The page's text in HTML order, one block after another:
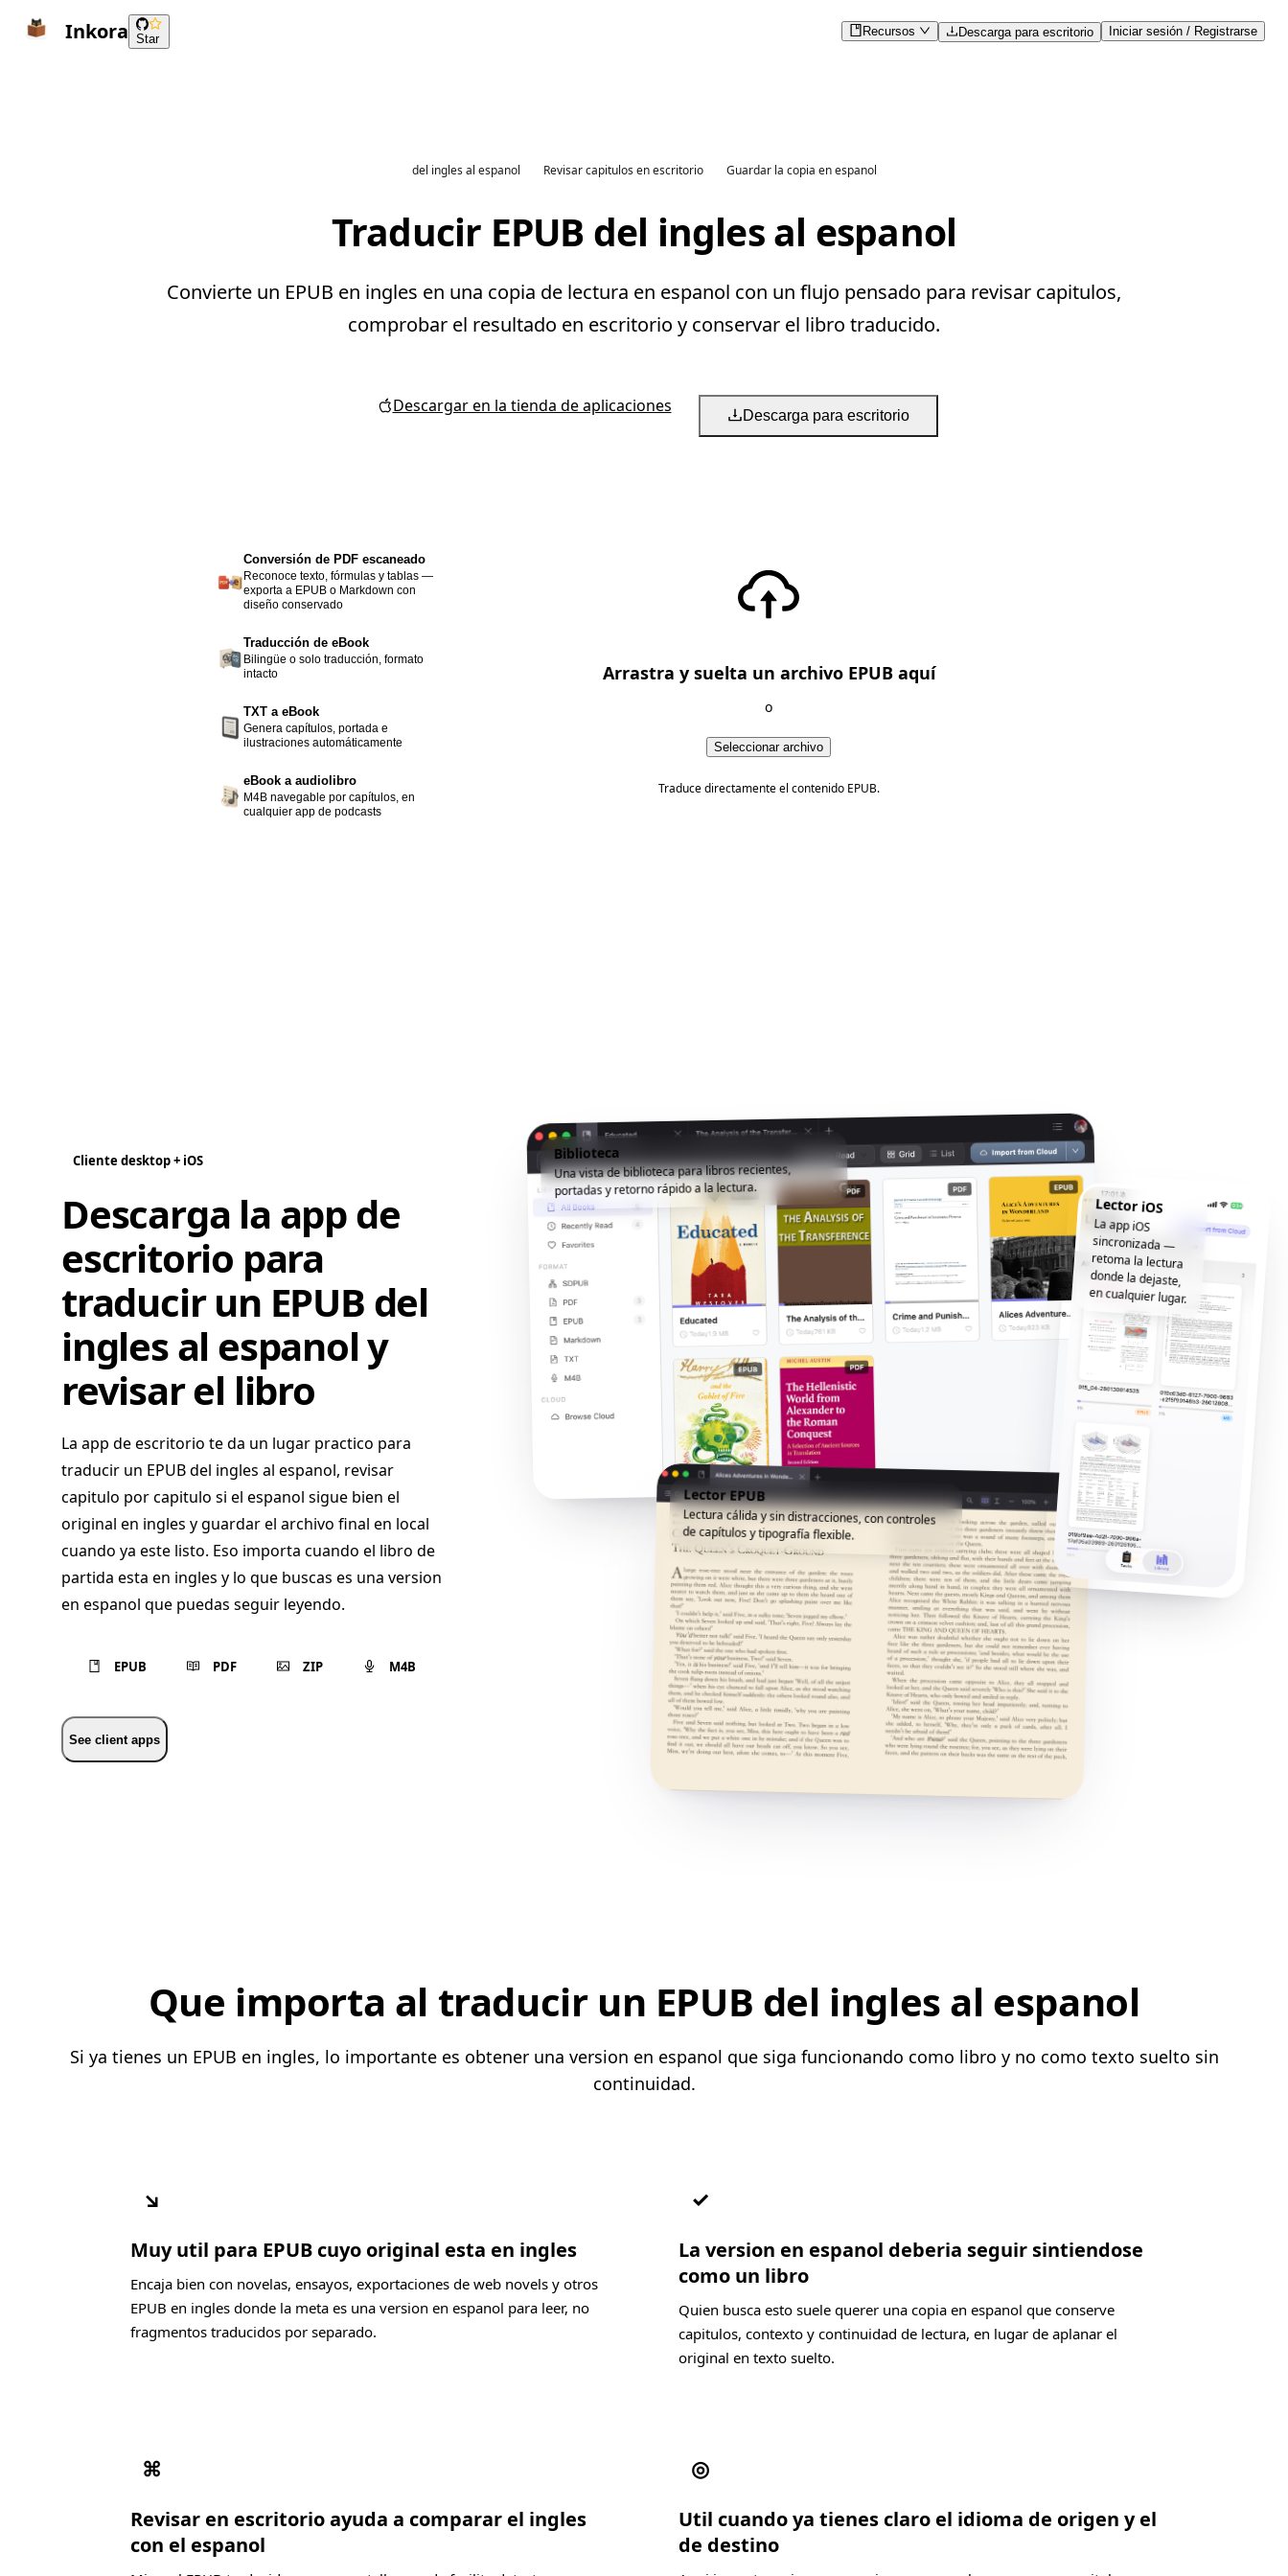
Inkora Star
Recursos Descarga para escritorio Iniciar sesión / Registrarse
del ingles al espanol Revisar capitulos en escritorio Guardar la copia en espanol
Traducir EPUB del ingles al espanol
Convierte un EPUB en ingles en una copia de lectura en espanol con un flujo pensado para revisar capitulos,
comprobar el resultado en escritorio y conservar el libro traducido.
Descargar en la tienda de aplicaciones Descarga para escritorio
Conversión de PDF escaneado
Reconoce texto, fórmulas y tablas —
exporta a EPUB o Markdown con
diseño conservado
Traducción de eBook
Bilingüe o solo traducción, formato
intacto
TXT a eBook
Genera capítulos, portada e
ilustraciones automáticamente
eBook a audiolibro
M4B navegable por capítulos, en
cualquier app de podcasts
Arrastra y suelta un archivo EPUB aquí
o
Seleccionar archivo
Traduce directamente el contenido EPUB.
Cliente desktop + iOS
Descarga la app de
escritorio para
traducir un EPUB del
ingles al espanol y
revisar el libro
La app de escritorio te da un lugar practico para
traducir un EPUB del ingles al espanol, revisar
capitulo por capitulo si el espanol sigue bien el
original en ingles y guardar el archivo final en local
cuando ya este listo. Eso importa cuando el libro de
partida esta en ingles y lo que buscas es una version
en espanol que puedas seguir leyendo.
EPUB PDF ZIP M4B
See client apps
Biblioteca
Una vista de biblioteca para libros recientes,
portadas y retorno rápido a la lectura.
Lector EPUB
Lectura cálida y sin distracciones, con controles
de capítulos y tipografía flexible.
Lector iOS
La app iOS
sincronizada —
retoma la lectura
donde la dejaste,
en cualquier lugar.
Que importa al traducir un EPUB del ingles al espanol
Si ya tienes un EPUB en ingles, lo importante es obtener una version en espanol que siga funcionando como libro y no como texto suelto sin
continuidad.
↘
Muy util para EPUB cuyo original esta en ingles
Encaja bien con novelas, ensayos, exportaciones de web novels y otros
EPUB en ingles donde la meta es una version en espanol para leer, no
fragmentos traducidos por separado.
✓
La version en espanol deberia seguir sintiendose
como un libro
Quien busca esto suele querer una copia en espanol que conserve
capitulos, contexto y continuidad de lectura, en lugar de aplanar el
original en texto suelto.
⌘
Revisar en escritorio ayuda a comparar el ingles
con el espanol
◎
Util cuando ya tienes claro el idioma de origen y el
de destino